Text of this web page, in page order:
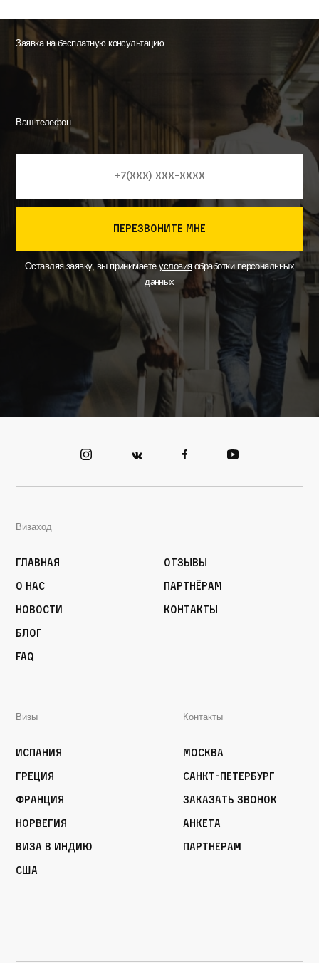
Заявка на бесплатную консультацию
Ваш телефон
перезвоните мне
Оставляя заявку, вы принимаетеусловияобработки персональных
данных
Визаход
Главная
О нас
Новости
Блог
FAQ
Отзывы
Партнёрам
Контакты
Визы
Испания
Греция
Франция
Норвегия
Виза в Индию
США
Контакты
Москва
Санкт-Петербург
Заказать звонок
Анкета
Партнерам